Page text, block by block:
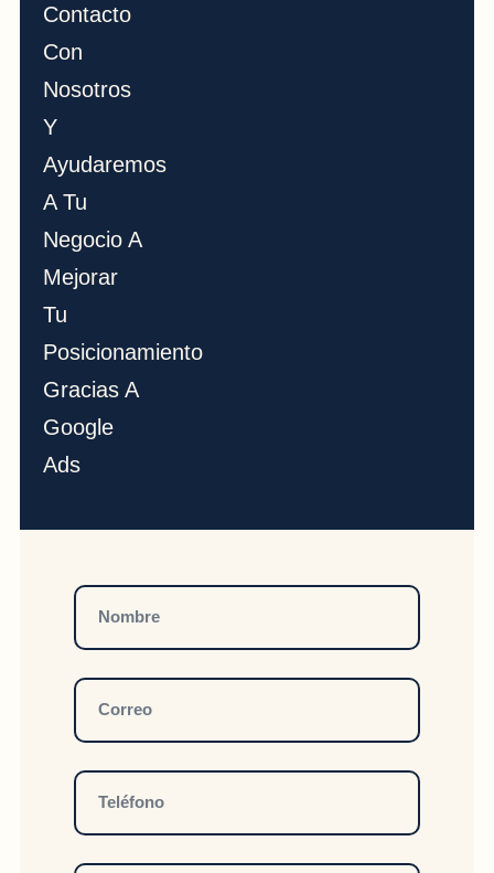
Contacto
Con
Nosotros
Y
Ayudaremos
A Tu
Negocio A
Mejorar
Tu
Posicionamiento
Gracias A
Google
Ads